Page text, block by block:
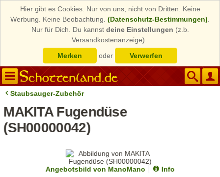
Hier gibt es Cookies. Nur von uns, nicht von Dritten. Keine
Werbung. Keine Beobachtung. (Datenschutz-Bestimmungen)
Nur für Dich. Du kannst deine Einstellungen (z.b.
Versandkostenanzeige)
Merken
oder Verwerfen
Staubsauger-Zubehör
MAKITA Fugendüse
(SH00000042)
Angebotsbild von ManoMano
Info